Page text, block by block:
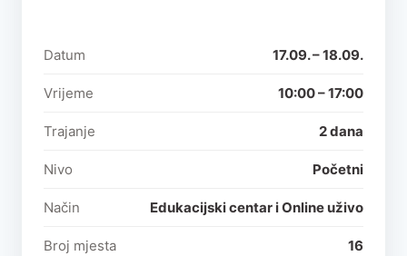
Datum 17.09. – 18.09.
Vrijeme 10:00 – 17:00
Trajanje 2 dana
Nivo Početni
Način Edukacijski centar i Online uživo
Broj mjesta 16